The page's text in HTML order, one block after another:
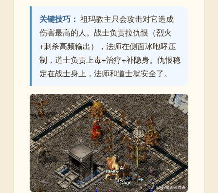
关键技巧： 祖玛教主只会攻击对它造成
伤害最高的人。战士负责拉仇恨（烈火
+刺杀高频输出），法师在侧面冰咆哮压
制，道士负责上毒+治疗+补隐身。仇恨稳
定在战士身上，法师和道士就安全了。